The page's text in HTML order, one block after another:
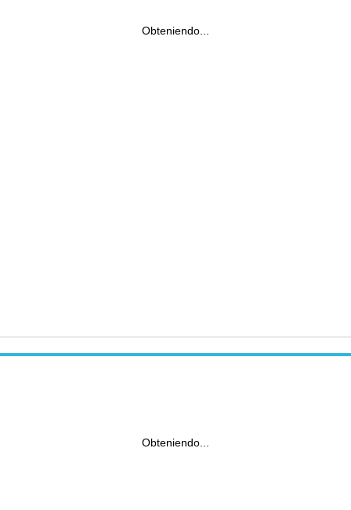
Obteniendo...
Obteniendo...